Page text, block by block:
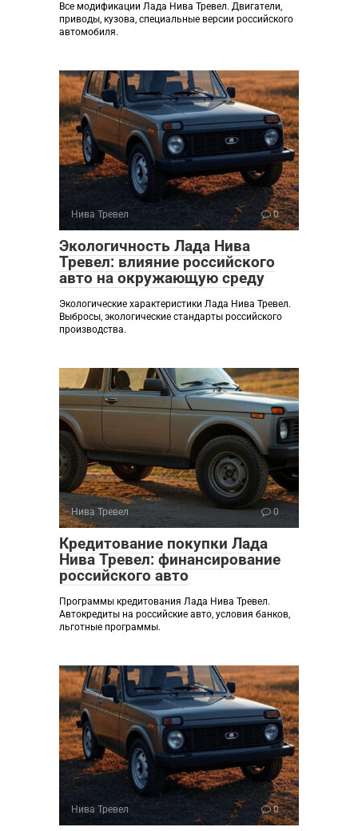
Все модификации Лада Нива Тревел. Двигатели,
приводы, кузова, специальные версии российского
автомобиля.
Нива Тревел 0
Экологичность Лада Нива
Тревел: влияние российского
авто на окружающую среду
Экологические характеристики Лада Нива Тревел.
Выбросы, экологические стандарты российского
производства.
Нива Тревел 0
Кредитование покупки Лада
Нива Тревел: финансирование
российского авто
Программы кредитования Лада Нива Тревел.
Автокредиты на российские авто, условия банков,
льготные программы.
Нива Тревел 0